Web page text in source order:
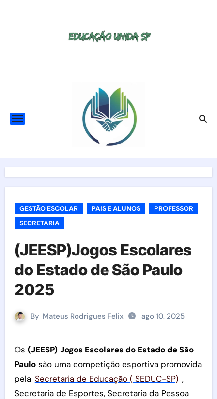
GESTÃO ESCOLAR PAIS E ALUNOS
PROFESSOR
SECRETARIA
(JEESP)Jogos Escolares
do Estado de São Paulo
2025
By Mateus Rodrigues Felix ago 10, 2025
Os (JEESP) Jogos Escolares do Estado de São
Paulosão uma competição esportiva promovida
pela Secretaria de Educação ( SEDUC-SP) ,
Secretaria de Esportes, Secretaria da Pessoa